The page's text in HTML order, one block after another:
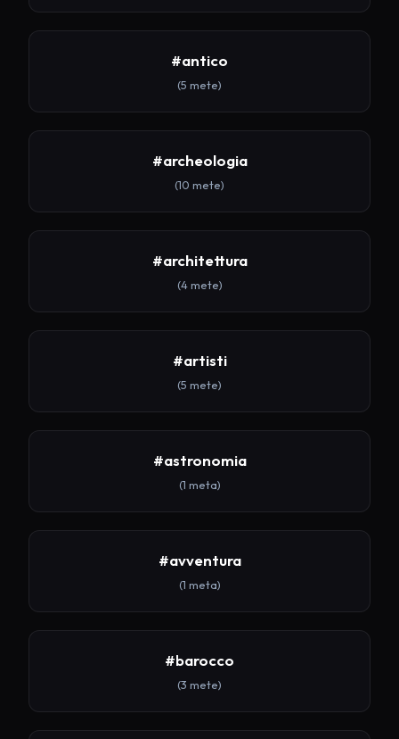
#antico
(5 mete)
#archeologia
(10 mete)
#architettura
(4 mete)
#artisti
(5 mete)
#astronomia
(1 meta)
#avventura
(1 meta)
#barocco
(3 mete)